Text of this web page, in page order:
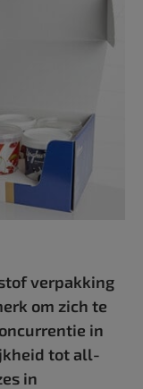
verpakking
om zich te
in
tot all-
in